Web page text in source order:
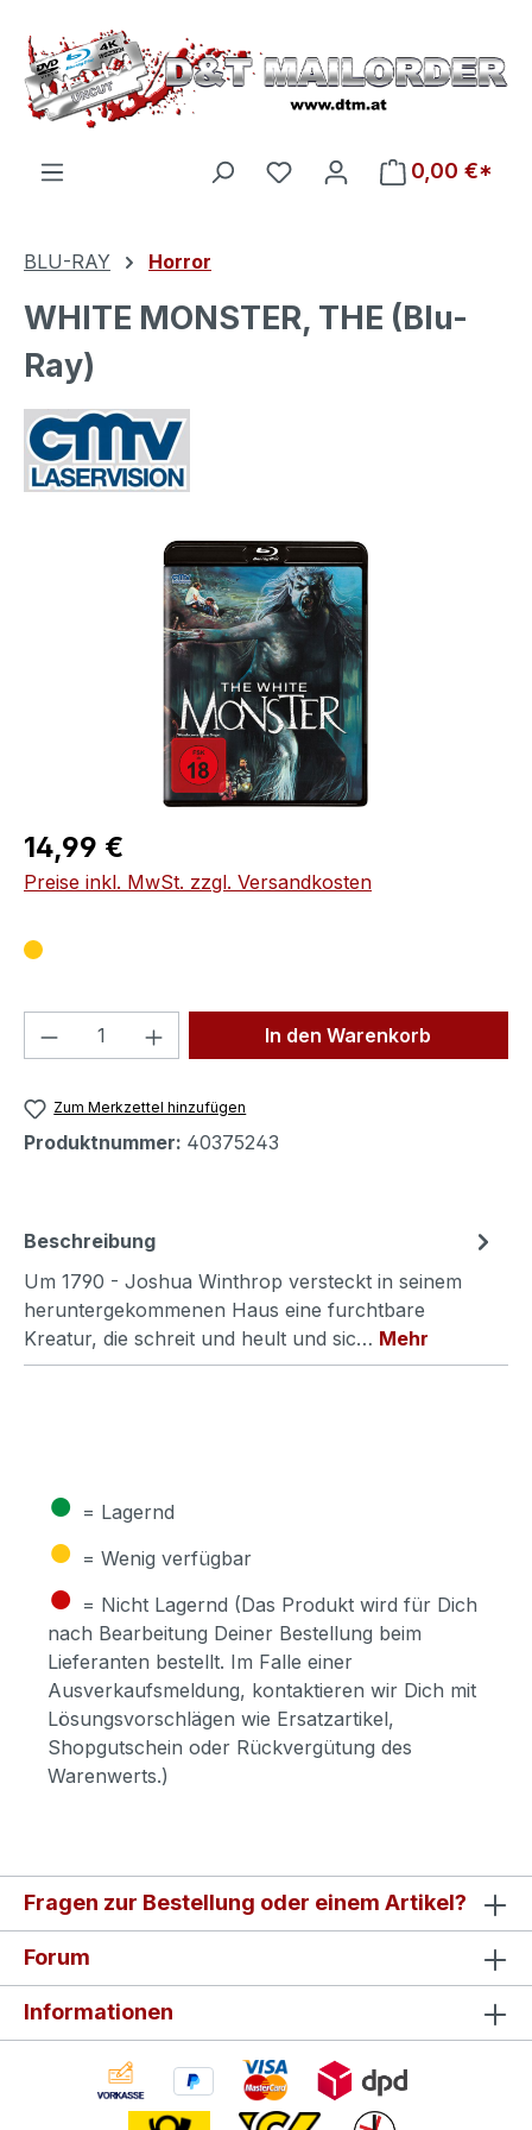
Zum Hauptinhalt springen
Du hast 0 Produkte auf
0,00 €*
BLU-RAY Horror
WHITE MONSTER, THE (Blu-
Ray)
Bildergalerie überspringen
Regulärer Preis:
14,99 €
Preise inkl. MwSt. zzgl. Versandkosten
Produkt Anzahl: Gib denIn den Warenkorb
Zum Merkzettel hinzufügen
Produktnummer: 40375243
Beschreibung
Um 1790 - Joshua Winthrop versteckt in seinem
heruntergekommenen Haus eine furchtbare
Kreatur, die schreit und heult und sic… Mehr
● = Lagernd
● = Wenig verfügbar
● = Nicht Lagernd (Das Produkt wird für Dich
nach Bearbeitung Deiner Bestellung beim
Lieferanten bestellt. Im Falle einer
Ausverkaufsmeldung, kontaktieren wir Dich mit
Lösungsvorschlägen wie Ersatzartikel,
Shopgutschein oder Rückvergütung des
Warenwerts.)
Fragen zur Bestellung oder einem Artikel?
Forum
Informationen